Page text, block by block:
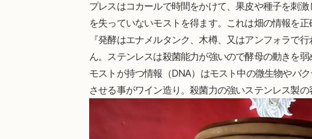
プレスはコカールで時間をかけて、果皮や種子を刺
を失っていないモストを得ます。これは畑の情報を正
『発酵はエナメルタンク、木樽、又はアンフォラで
ん。ステンレスは殺菌能力が強いので酵母の動きを弱
モストが持つ情報（DNA）はモスト中の微生物やバ
させる事がワイン造り。殺菌力の強いステンレス製の